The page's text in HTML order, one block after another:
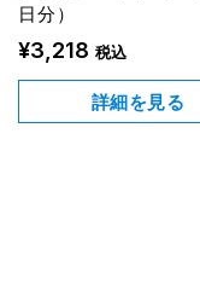
日分）
¥3,218 税込
詳細を見る